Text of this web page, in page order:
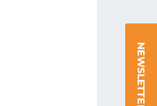
NEWSLETTER